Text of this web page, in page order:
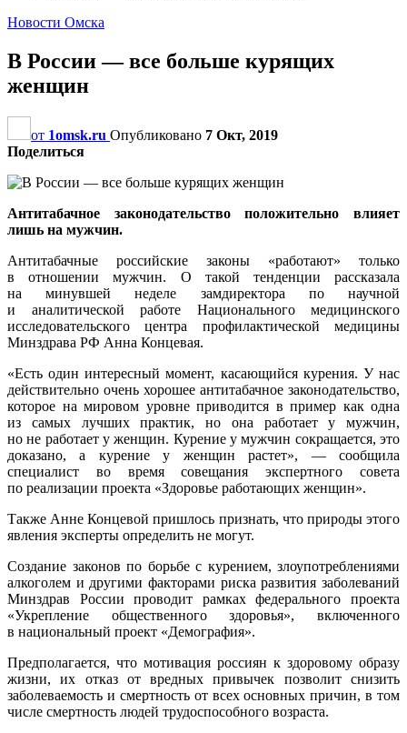
Новости Омска
В России — все больше курящих
женщин
от 1omsk.ru Опубликовано 7 Окт, 2019
Поделиться
Антитабачное законодательство положительно влияет
лишь на мужчин.
Антитабачные российские законы «работают» только
в отношении мужчин. О такой тенденции рассказала
на минувшей неделе замдиректора по научной
и аналитической работе Национального медицинского
исследовательского центра профилактической медицины
Минздрава РФ Анна Концевая.
«Есть один интересный момент, касающийся курения. У нас
действительно очень хорошее антитабачное законодательство,
которое на мировом уровне приводится в пример как одна
из самых лучших практик, но она работает у мужчин,
но не работает у женщин. Курение у мужчин сокращается, это
доказано, а курение у женщин растет», — сообщила
специалист во время совещания экспертного совета
по реализации проекта «Здоровье работающих женщин».
Также Анне Концевой пришлось признать, что природы этого
явления эксперты определить не могут.
Создание законов по борьбе с курением, злоупотреблениями
алкоголем и другими факторами риска развития заболеваний
Минздрав России проводит рамках федерального проекта
«Укрепление общественного здоровья», включенного
в национальный проект «Демография».
Предполагается, что мотивация россиян к здоровому образу
жизни, их отказ от вредных привычек позволит снизить
заболеваемость и смертность от всех основных причин, в том
числе смертность людей трудоспособного возраста.